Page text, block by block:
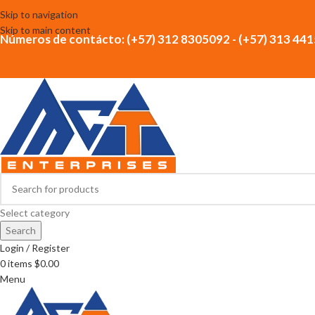
Skip to navigation
Skip to main content
Números de contácto: (+57) 312 8305092 - (+57) 313
Select category
Search
Login / Register
0items $0.00
Menu